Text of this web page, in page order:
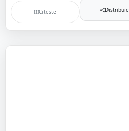
Citește Distribuie